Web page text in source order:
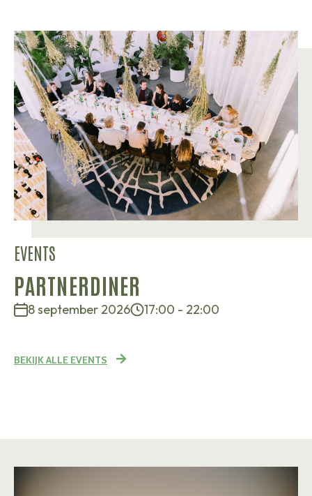
EVENTS
PARTNERDINER
8 september 2026 17:00 - 22:00
BEKIJK ALLE EVENTS